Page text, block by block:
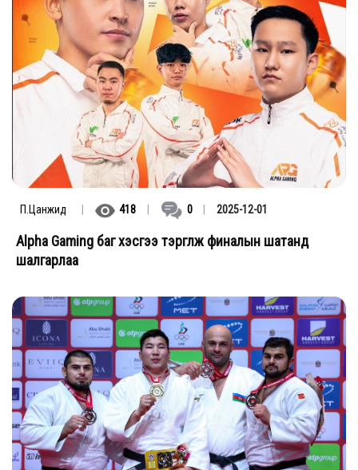
П.Цанжид 418 0 2025-12-01
Alpha Gaming баг хэсгээ тэргүүлж финалын шатанд
шалгарлаа